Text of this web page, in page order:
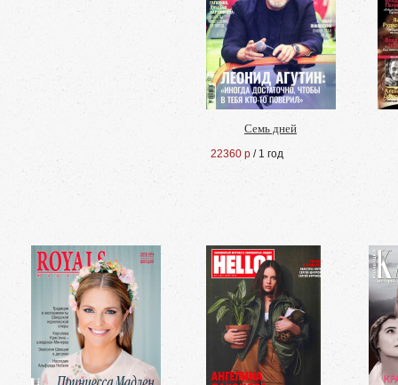
Семь дней
22360 р / 1 год